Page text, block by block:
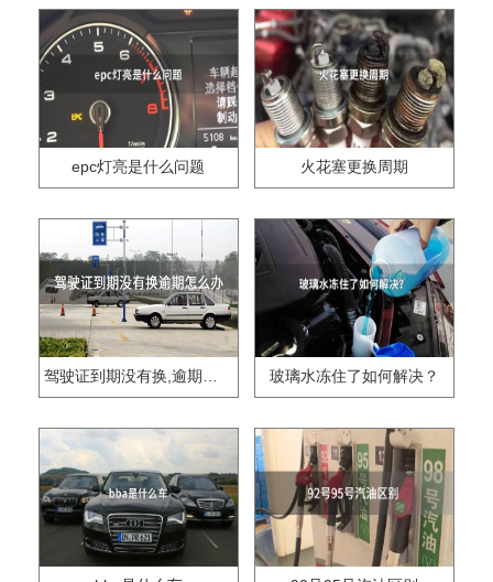
epc灯亮是什么问题 火花塞更换周期
驾驶证到期没有换,逾期怎么办?? 玻璃水冻住了如何解决？